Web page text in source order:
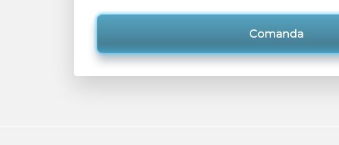
Comanda